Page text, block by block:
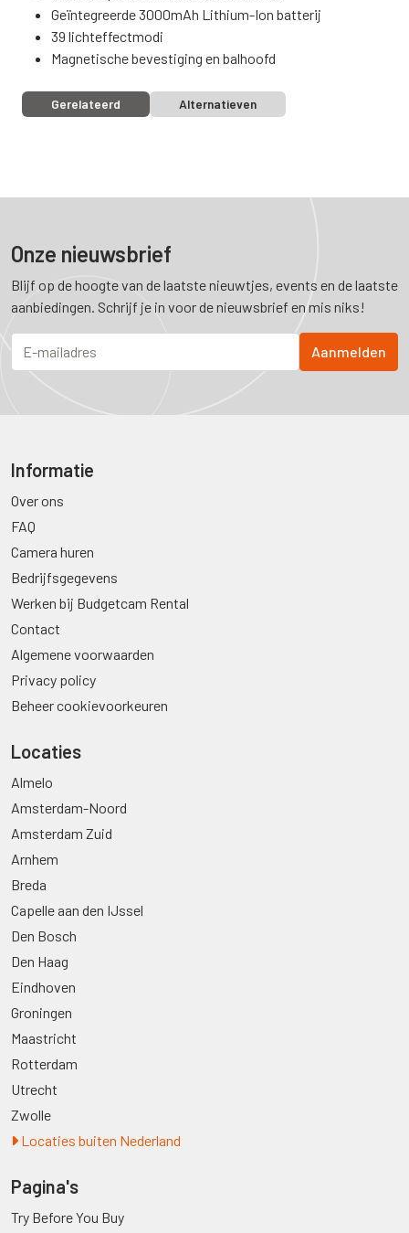
Geïntegreerde 3000mAh Lithium-Ion batterij
39 lichteffectmodi
Magnetische bevestiging en balhoofd
Gerelateerd Alternatieven
Onze nieuwsbrief
Blijf op de hoogte van de laatste nieuwtjes, events en de laatste
aanbiedingen. Schrijf je in voor de nieuwsbrief en mis niks!
Informatie
Over ons
FAQ
Camera huren
Bedrijfsgegevens
Werken bij Budgetcam Rental
Contact
Algemene voorwaarden
Privacy policy
Beheer cookievoorkeuren
Locaties
Almelo
Amsterdam-Noord
Amsterdam Zuid
Arnhem
Breda
Capelle aan den IJssel
Den Bosch
Den Haag
Eindhoven
Groningen
Maastricht
Rotterdam
Utrecht
Zwolle
Locaties buiten Nederland
Pagina's
Try Before You Buy